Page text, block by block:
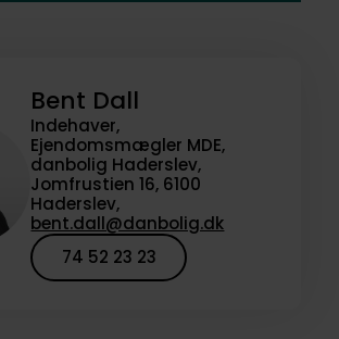
Bent Dall
Indehaver,
Ejendomsmægler MDE,
danbolig Haderslev,
Jomfrustien 16, 6100
Haderslev,
bent.dall@danbolig.dk
74 52 23 23